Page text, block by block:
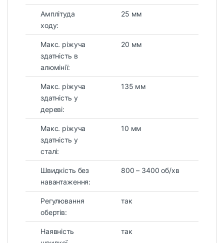
Амплітуда
ходу:
25 мм
Макс. ріжуча
здатність в
алюмінії:
20 мм
Макс. ріжуча
здатність у
дереві:
135 мм
Макс. ріжуча
здатність у
сталі:
10 мм
Швидкість без
навантаження:
800 – 3400 об/хв
Регулювання
обертів:
так
Наявність
так